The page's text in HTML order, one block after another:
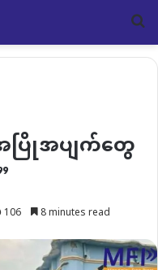
ြိုအပျက်တွေ
106 8 minutes read